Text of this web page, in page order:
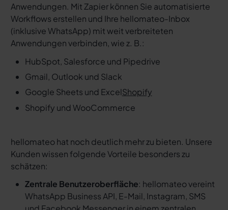
Anwendungen. Mit Zapier können Sie automatisierte
Workflows erstellen und Ihre hellomateo-Inbox
(inklusive WhatsApp) mit weit verbreiteten
Anwendungen verbinden, wie z. B.:
HubSpot, Salesforce und Pipedrive
Gmail, Outlook und Slack
Google Sheets und ExcelShopify
Shopify und WooCommerce
hellomateo hat noch deutlich mehr zu bieten. Unsere
Kunden wissen folgende Vorteile besonders zu
schätzen:
Zentrale Benutzeroberfläche: hellomateo vereint
WhatsApp Business API, E-Mail, Instagram, SMS